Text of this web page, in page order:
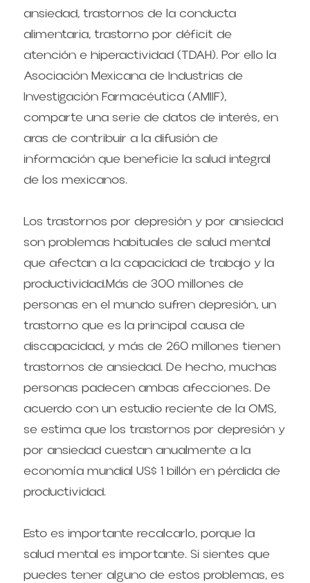
ansiedad, trastornos de la conducta
alimentaria, trastorno por déficit de
atención e hiperactividad (TDAH). Por ello la
Asociación Mexicana de Industrias de
Investigación Farmacéutica (AMIIF),
comparte una serie de datos de interés, en
aras de contribuir a la difusión de
información que beneficie la salud integral
de los mexicanos.
Los trastornos por depresión y por ansiedad
son problemas habituales de salud mental
que afectan a la capacidad de trabajo y la
productividad.Más de 300 millones de
personas en el mundo sufren depresión, un
trastorno que es la principal causa de
discapacidad, y más de 260 millones tienen
trastornos de ansiedad. De hecho, muchas
personas padecen ambas afecciones. De
acuerdo con un estudio reciente de la OMS,
se estima que los trastornos por depresión y
por ansiedad cuestan anualmente a la
economía mundial US$ 1 billón en pérdida de
productividad.
Esto es importante recalcarlo, porque la
salud mental es importante. Si sientes que
puedes tener alguno de estos problemas, es